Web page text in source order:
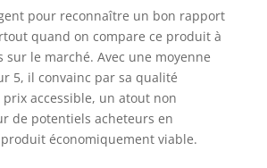
OPTIMISATION DE
LA CROISSANCE &
RENDEMENT DE
VOS VÉGÉTAUX :
conception et
fabrication
étudiées pour
pour reconnaître un bon rapport
quand on compare ce produit à
sur le marché. Avec une moyenne
5, il convainc par sa qualité
accessible, un atout non
de potentiels acheteurs en
produit économiquement viable.